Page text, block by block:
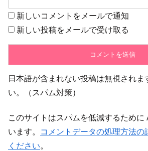
新しいコメントをメールで通知
新しい投稿をメールで受け取る
日本語が含まれない投稿は無視されま
い。（スパム対策）
このサイトはスパムを低減するために
います。
コメントデータの処理方法の
ください。